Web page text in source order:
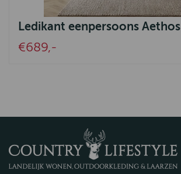
Ledikant eenpersoons Aethos
€689,-